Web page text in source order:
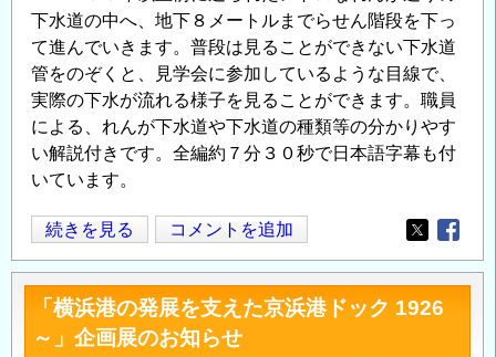
下水道の中へ、地下８メートルまでらせん階段を下っ
て進んでいきます。普段は見ることができない下水道
管をのぞくと、見学会に参加しているような目線で、
実際の下水が流れる様子を見ることができます。職員
による、れんが下水道や下水道の種類等の分かりやす
い解説付きです。全編約７分３０秒で日本語字幕も付
いています。
土
木
学
会
選
続きを見る コメントを追加
Opens in
「横浜港の発展を支えた京浜港ドック 1926
～」企画展のお知らせ